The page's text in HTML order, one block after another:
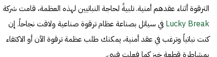
الترقوة أثناء عقدهم أمنية. تلبيةً لحاجة النباتيين لهذه العظمة، قامت
Lucky Break في سياتل بصناعة عظام ترقوة صناعية ولاقت نجاحاً. إن
كنت نباتياً وترغب في عقد أمنية، يمكنك طلب عظمة ترقوة الآن أو الاكتفاء
بمشاطرة قطعة خبزٍ كما فعلت فيبي.